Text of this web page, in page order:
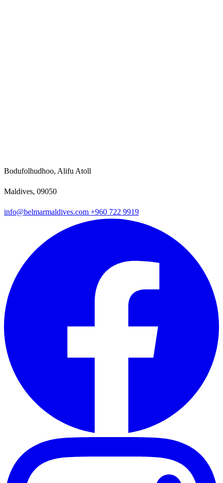
Bodufolhudhoo, Alifu Atoll
Maldives, 09050
info@belmarmaldives.com +960 722 9919